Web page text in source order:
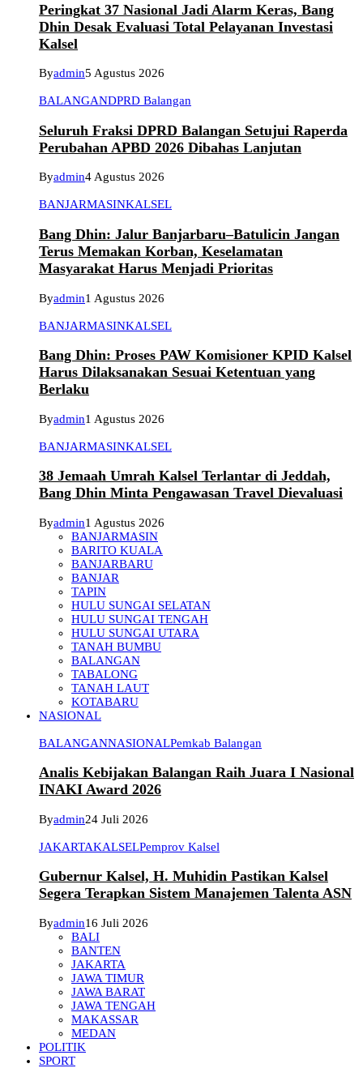
Peringkat 37 Nasional Jadi Alarm Keras, Bang
Dhin Desak Evaluasi Total Pelayanan Investasi
Kalsel
Byadmin5 Agustus 2026
BALANGANDPRD Balangan
Seluruh Fraksi DPRD Balangan Setujui Raperda
Perubahan APBD 2026 Dibahas Lanjutan
Byadmin4 Agustus 2026
BANJARMASINKALSEL
Bang Dhin: Jalur Banjarbaru–Batulicin Jangan
Terus Memakan Korban, Keselamatan
Masyarakat Harus Menjadi Prioritas
Byadmin1 Agustus 2026
BANJARMASINKALSEL
Bang Dhin: Proses PAW Komisioner KPID Kalsel
Harus Dilaksanakan Sesuai Ketentuan yang
Berlaku
Byadmin1 Agustus 2026
BANJARMASINKALSEL
38 Jemaah Umrah Kalsel Terlantar di Jeddah,
Bang Dhin Minta Pengawasan Travel Dievaluasi
Byadmin1 Agustus 2026
BANJARMASIN
BARITO KUALA
BANJARBARU
BANJAR
TAPIN
HULU SUNGAI SELATAN
HULU SUNGAI TENGAH
HULU SUNGAI UTARA
TANAH BUMBU
BALANGAN
TABALONG
TANAH LAUT
KOTABARU
NASIONAL
BALANGANNASIONALPemkab Balangan
Analis Kebijakan Balangan Raih Juara I Nasional
INAKI Award 2026
Byadmin24 Juli 2026
JAKARTAKALSELPemprov Kalsel
Gubernur Kalsel, H. Muhidin Pastikan Kalsel
Segera Terapkan Sistem Manajemen Talenta ASN
Byadmin16 Juli 2026
BALI
BANTEN
JAKARTA
JAWA TIMUR
JAWA BARAT
JAWA TENGAH
MAKASSAR
MEDAN
POLITIK
SPORT